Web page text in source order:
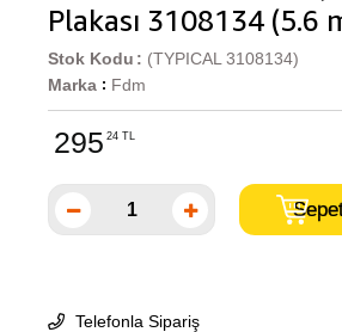
Plakası 3108134 (5.6
(TYPICAL 3108134)
Stok Kodu
Marka : Fdm
295 24 TL
Telefonla Sipariş